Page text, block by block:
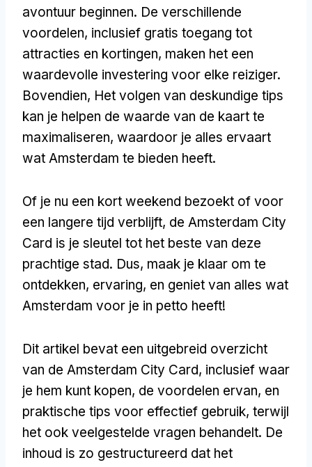
avontuur beginnen. De verschillende
voordelen, inclusief gratis toegang tot
attracties en kortingen, maken het een
waardevolle investering voor elke reiziger.
Bovendien, Het volgen van deskundige tips
kan je helpen de waarde van de kaart te
maximaliseren, waardoor je alles ervaart
wat Amsterdam te bieden heeft.
Of je nu een kort weekend bezoekt of voor
een langere tijd verblijft, de Amsterdam City
Card is je sleutel tot het beste van deze
prachtige stad. Dus, maak je klaar om te
ontdekken, ervaring, en geniet van alles wat
Amsterdam voor je in petto heeft!
Dit artikel bevat een uitgebreid overzicht
van de Amsterdam City Card, inclusief waar
je hem kunt kopen, de voordelen ervan, en
praktische tips voor effectief gebruik, terwijl
het ook veelgestelde vragen behandelt. De
inhoud is zo gestructureerd dat het